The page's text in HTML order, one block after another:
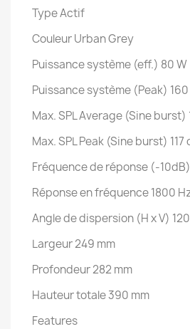
Type Actif
Couleur Urban Grey
Puissance système (eff.) 80 W
Puissance système (Peak)
Max. SPL Average (Sine burst)
Max. SPL Peak (Sine burst) 117
Fréquence de réponse (-
Réponse en fréquence 1800
Angle de dispersion (H x V)
Largeur 249 mm
Profondeur 282 mm
Hauteur totale 390 mm
Features